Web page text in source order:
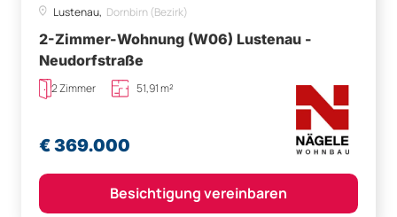
Lustenau, Dornbirn (Bezirk)
2-Zimmer-Wohnung (W06) Lustenau -
Neudorfstraße
2 Zimmer 51,91 m²
€ 369.000
Besichtigung vereinbaren